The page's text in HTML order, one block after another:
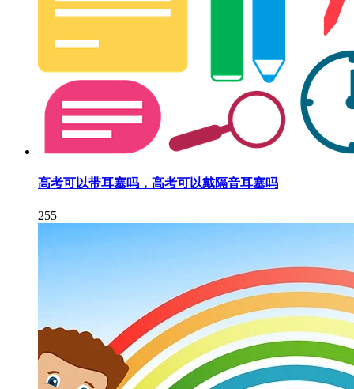
高考可以带耳塞吗，高考可以戴隔音耳塞吗
255